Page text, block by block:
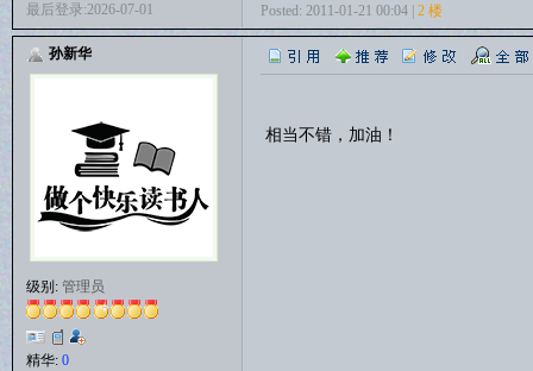
最后登录:2026-07-01
Posted: 2011-01-21 00:04 | 2 楼
孙新华
级别: 管理员
精华: 0
相当不错，加油！